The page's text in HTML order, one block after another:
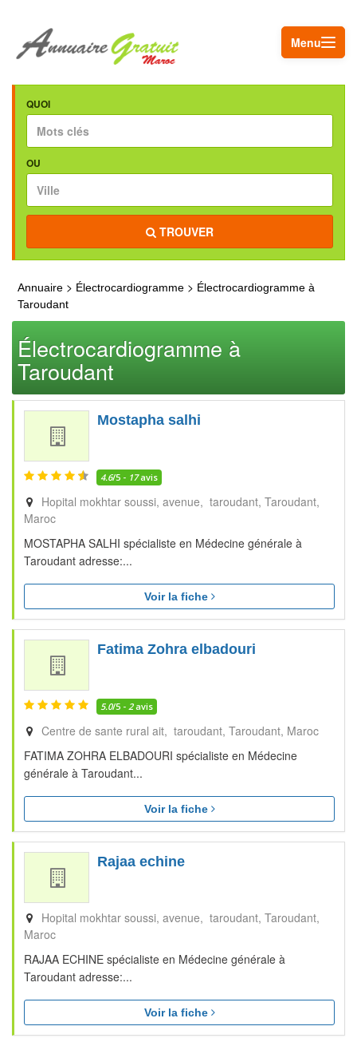
Menu
QUOI
OU
TROUVER
Annuaire > Électrocardiogramme > Électrocardiogramme à
Taroudant
Électrocardiogramme à
Taroudant
Mostapha salhi
4.6/5 - 17avis
Hopital mokhtar soussi, avenue, taroudant Taroudant
Maroc
MOSTAPHA SALHI spécialiste en Médecine générale à
Taroudant adresse:...
Voir la fiche
Fatima Zohra elbadouri
5.0/5 - 2avis
Centre de sante rural ait, taroudant Taroudant Maroc
FATIMA ZOHRA ELBADOURI spécialiste en Médecine
générale à Taroudant...
Voir la fiche
Rajaa echine
Hopital mokhtar soussi, avenue, taroudant Taroudant
Maroc
RAJAA ECHINE spécialiste en Médecine générale à
Taroudant adresse:...
Voir la fiche